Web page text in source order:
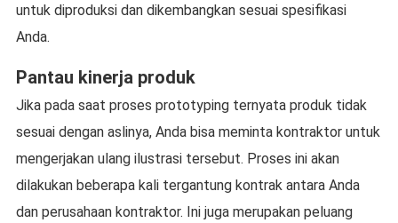
untuk diproduksi dan dikembangkan sesuai spesifikasi
Anda.
Pantau kinerja produk
Jika pada saat proses prototyping ternyata produk tidak
sesuai dengan aslinya, Anda bisa meminta kontraktor untuk
mengerjakan ulang ilustrasi tersebut. Proses ini akan
dilakukan beberapa kali tergantung kontrak antara Anda
dan perusahaan kontraktor. Ini juga merupakan peluang